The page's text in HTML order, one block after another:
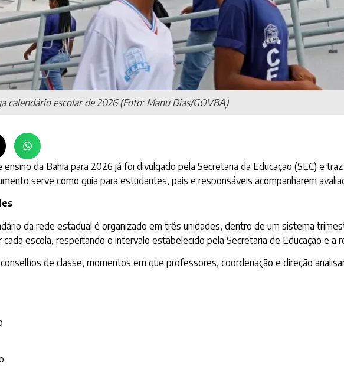
calendário escolar de 2026 (Foto: Manu Dias/GOVBA)
da Bahia para 2026 já foi divulgado pela Secretaria da Educação (SEC) e
serve como guia para estudantes, pais e responsáveis acompanharem
da rede estadual é organizado em três unidades, dentro de um sistema
escola, respeitando o intervalo estabelecido pela Secretaria de Educação e a
de classe, momentos em que professores, coordenação e direção